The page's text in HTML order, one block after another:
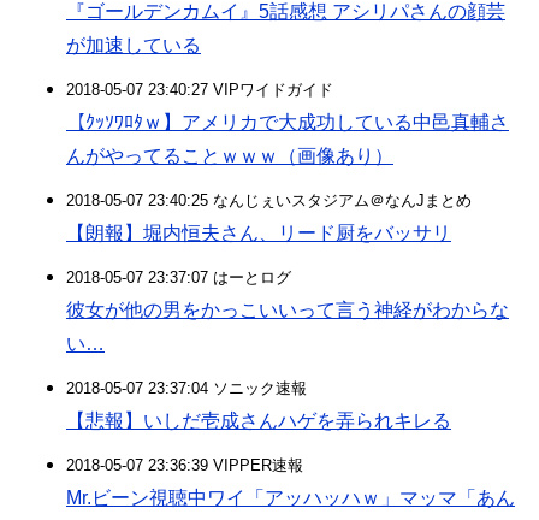
『ゴールデンカムイ』5話感想 アシリパさんの顔芸
が加速している
2018-05-07 23:40:27 VIPワイドガイド
【ｸｯｿﾜﾛﾀｗ】アメリカで大成功している中邑真輔さ
んがやってることｗｗｗ（画像あり）
2018-05-07 23:40:25 なんじぇいスタジアム＠なんJまとめ
【朗報】堀内恒夫さん、リード厨をバッサリ
2018-05-07 23:37:07 はーとログ
彼女が他の男をかっこいいって言う神経がわからな
い…
2018-05-07 23:37:04 ソニック速報
【悲報】いしだ壱成さんハゲを弄られキレる
2018-05-07 23:36:39 VIPPER速報
Mr.ビーン視聴中ワイ「アッハッハｗ」マッマ「あん